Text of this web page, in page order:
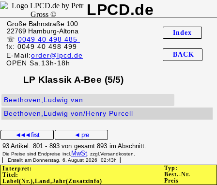
LPCD.de
Große Bahnstraße 100
22769 Hamburg-Altona
☏ 0049 40 498 485
fx: 0049 40 498 499
E-Mail:order@lpcd.de
OPEN Sa.13h-18h
Index
BACK
LP Klassik A-Bee (5/5)
Beethoven,Ludwig van
Beethoven,Ludwig von/Henry Purcell
◄◄◄first
◄ pre
93 Artikel. 801 - 893 von gesamt 893 im Abschnitt.
Die Preise sind Endpreise incl. MwSt, zzgl.Versandkosten.
▏ Erstellt am Donnerstag, 6. August 2026 02:43h▕
Interpret:
Titel:
Label(Nr.),Land,Jahr(Zusatzinfo)
Typ:
Best.-Nr.
Preis